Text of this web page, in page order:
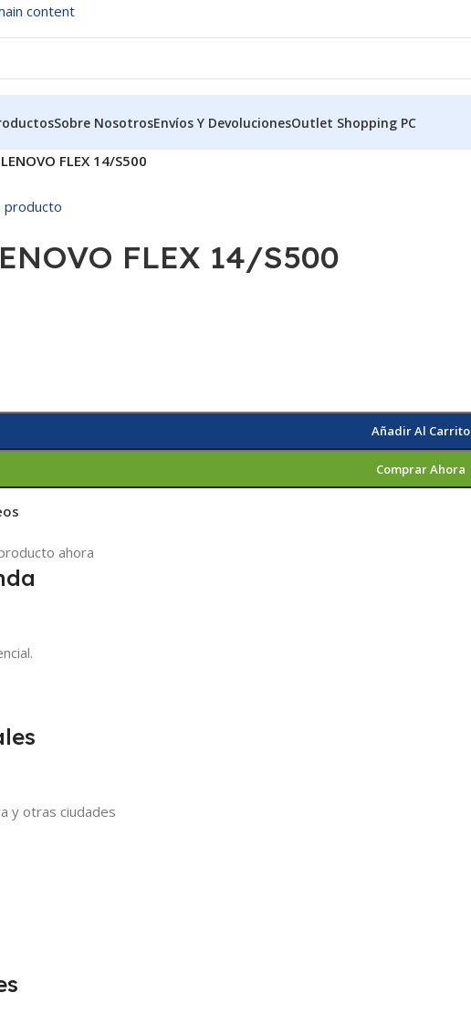
content
Sobre NosotrosEnvíos Y DevolucionesOutlet Shopping PC
FLEX 14/S500
FLEX 14/S500
Añadir Al Carrito
Comprar Ahora
ahora
y otras ciudades